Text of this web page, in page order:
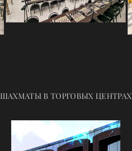
ШАХМАТЫ В ТОРГОВЫХ ЦЕНТРАХ